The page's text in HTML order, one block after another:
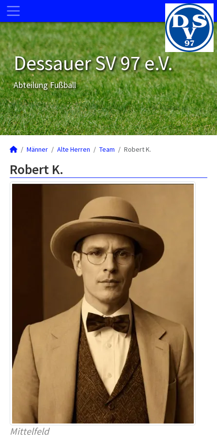
Dessauer SV 97 e.V.
Abteilung Fußball
Männer Alte Herren Team Robert K.
Robert K.
Mittelfeld